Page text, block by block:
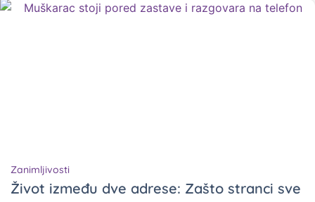
Zanimljivosti
Život između dve adrese: Zašto stranci sve